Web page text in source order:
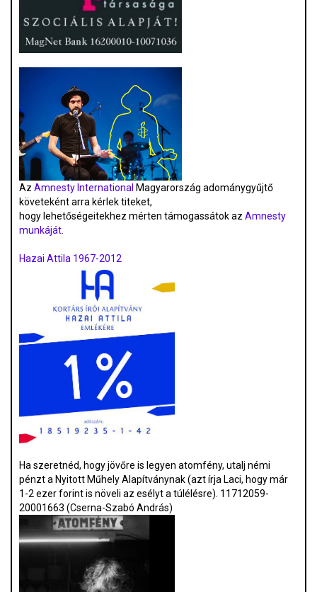
Az Amnesty International Magyarország adománygyűjtő
követeként arra kérlek titeket,
hogy lehetőségeitekhez mérten támogassátok az Amnesty
munkáját.
Hazai Attila 1967-2012
Ha szeretnéd, hogy jövőre is legyen atomfény, utalj némi
pénzt a Nyitott Műhely Alapítványnak (azt írja Laci, hogy már
1-2 ezer forint is növeli az esélyt a túlélésre). 11712059-
20001663 (Cserna-Szabó András)